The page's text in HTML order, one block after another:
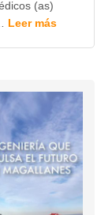
(as)
Leer más